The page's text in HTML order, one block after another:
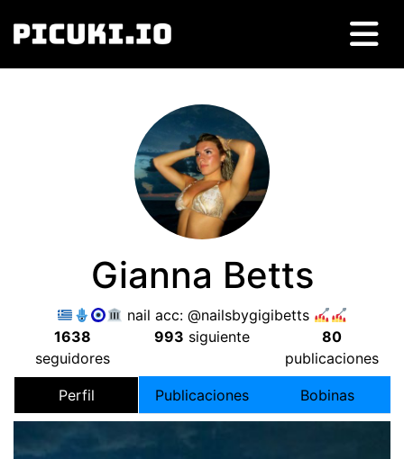
Gianna Betts
nail acc:@nailsbygigibetts
1638
seguidores
993 siguiente
80
publicaciones
Perfil Publicaciones Bobinas